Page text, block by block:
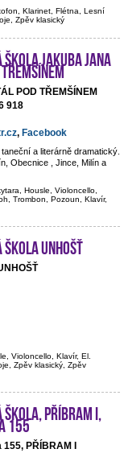
Klarinet, Flétna, Lesní
Zpěv klasický
Jakuba Jana
POD TŘEMŠÍNEM
918
, Facebook
a literárně dramatický.
Obecnice , Jince, Milín a
Housle, Violoncello,
Trombon, Pozoun, Klavír,
škola Unhošť
Violoncello, Klavír, El.
Zpěv klasický, Zpěv
Příbram I,
155
PŘÍBRAM I